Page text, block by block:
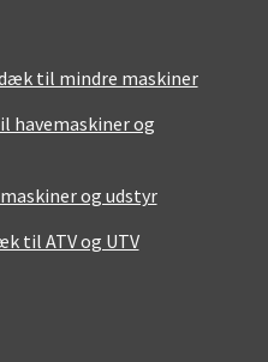
til mindre maskiner
havemaskiner og
og udstyr
til ATV og UTV